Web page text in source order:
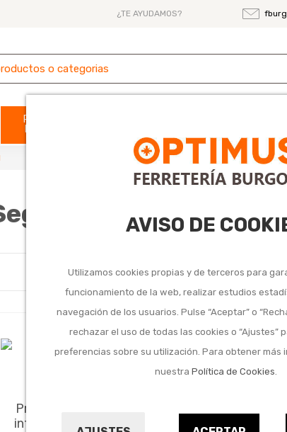
AVISO DE
Utilizamos cookies propias y de terceros para
funcionamiento de la web, realizar estudios
navegación de los usuarios. Pulse “Aceptar” o
rechazar el uso de todas las cookies o “Ajustes”
preferencias sobre su utilización. Para obtener más
nuestraPolítica de Cookies
¿TE AYUDAMOS?
Pintura y
ayuda y
Protector del hogar
infantil kit 30 piezas
acolchado